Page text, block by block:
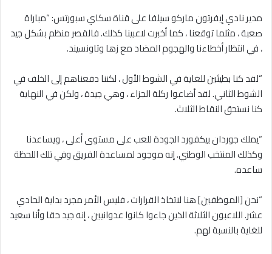
مدير نادي إيفرتون ماركو سيلفا على قناة سكاي سبورتس: “مباراة
صعبة ، مثلما توقعنا ، كما أخبرت لاعبينا كذلك. فالقصر منظم بشكل جيد
، في انتظار أخطاءنا والهجوم المضاد مع زها وتاونسيند.
“لقد كنا بطيئين للغاية في الشوط الأول ، لكننا دفعناهم إلى الخلف في
الشوط الثاني. لقد أضاعوا ركلة الجزاء ، وهي جيدة ، ولكن في النهاية
كنا نستحق النقاط الثلاث.
“يملك جوردان بيكفورد الجودة للعب على مستوى أعلى ، ويساعدنا
وكذلك المنتخب الوطني. إنه موجود لمساعدة الفريق وفي تلك اللحظة
ساعده.
“نحن [الموظفين] هنا لاتخاذ القرارات ، فليس الأمر مجرد بداية الحادي
عشر. اللاعبون الثلاثة الذين جاءوا كانوا عدوانيين ، إنه جيد حقا وأنا سعيد
للغاية بالنسبة لهم.